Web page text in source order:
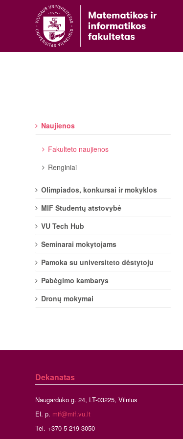
Naujienos
Fakulteto naujienos
Renginiai
Olimpiados, konkursai ir mokyklos
MIF Studentų atstovybė
VU Tech Hub
Seminarai mokytojams
Pamoka su universiteto dėstytoju
Pabėgimo kambarys
Dronų mokymai
Dekanatas
Naugarduko g. 24, LT-03225, Vilnius
El. p. mif@mif.vu.lt
Tel. +370 5 219 3050